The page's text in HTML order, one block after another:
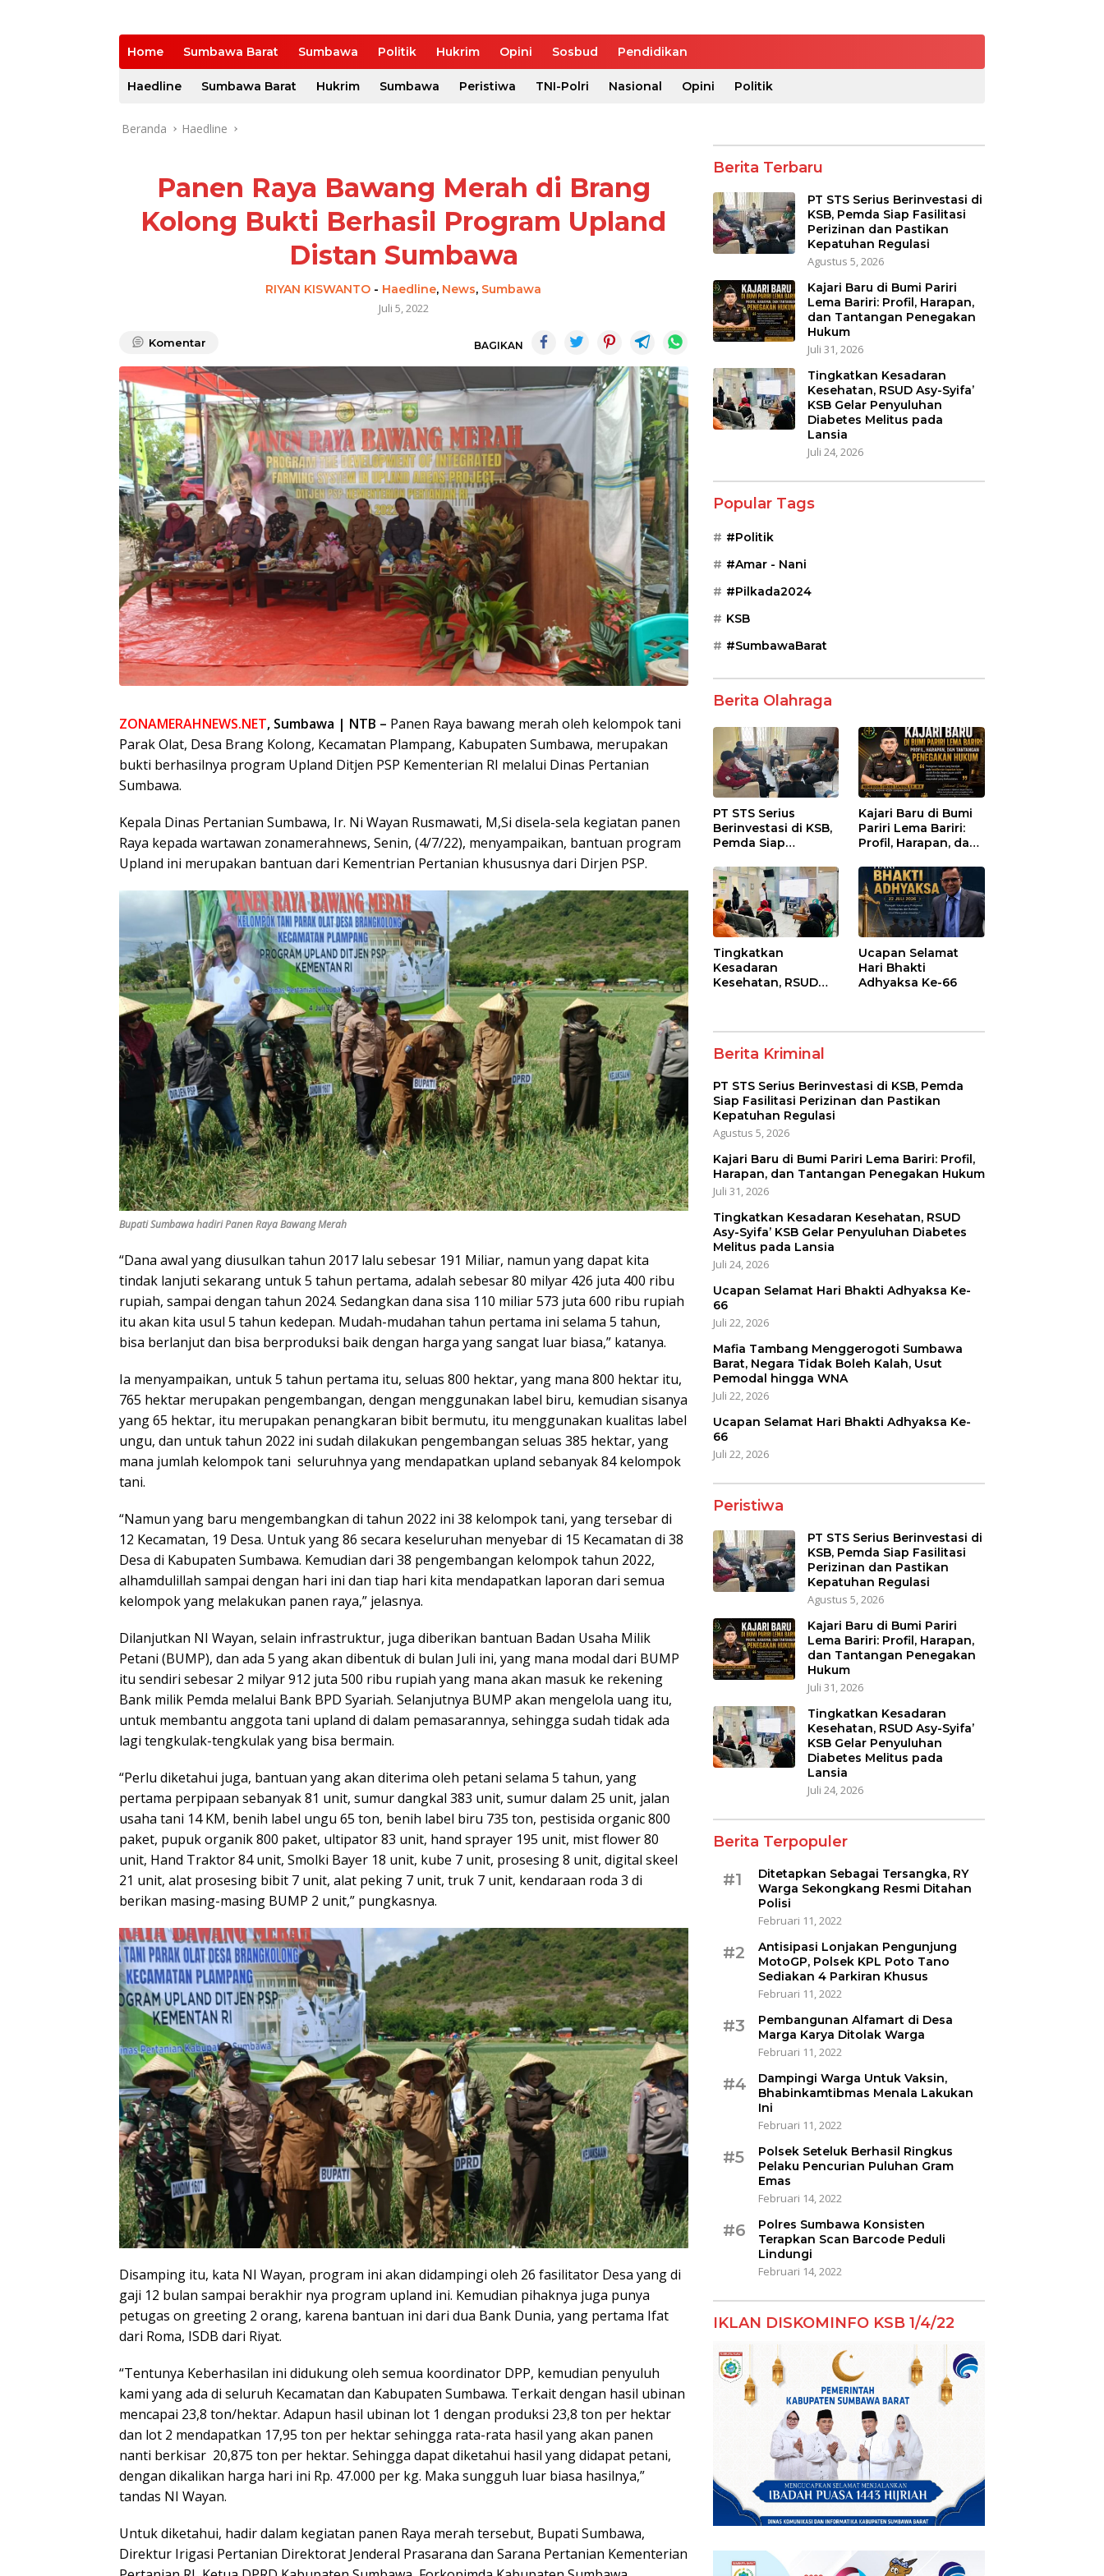
Home Sumbawa Barat Sumbawa Politik Hukrim Opini Sosbud Pendidikan
Haedline Sumbawa Barat Hukrim Sumbawa Peristiwa TNI-Polri Nasional Opini Politik
Beranda Haedline
Panen Raya Bawang Merah di Brang
Kolong Bukti Berhasil Program Upland
Distan Sumbawa
RIYAN KISWANTO - Haedline, News, Sumbawa
Juli 5, 2022
Komentar BAGIKAN
ZONAMERAHNEWS.NET, Sumbawa | NTB – Panen Raya bawang merah oleh kelompok tani
Parak Olat, Desa Brang Kolong, Kecamatan Plampang, Kabupaten Sumbawa, merupakan
bukti berhasilnya program Upland Ditjen PSP Kementerian RI melalui Dinas Pertanian
Sumbawa.
Kepala Dinas Pertanian Sumbawa, Ir. Ni Wayan Rusmawati, M,Si disela-sela kegiatan panen
Raya kepada wartawan zonamerahnews, Senin, (4/7/22), menyampaikan, bantuan program
Upland ini merupakan bantuan dari Kementrian Pertanian khususnya dari Dirjen PSP.
Bupati Sumbawa hadiri Panen Raya Bawang Merah
“Dana awal yang diusulkan tahun 2017 lalu sebesar 191 Miliar, namun yang dapat kita
tindak lanjuti sekarang untuk 5 tahun pertama, adalah sebesar 80 milyar 426 juta 400 ribu
rupiah, sampai dengan tahun 2024. Sedangkan dana sisa 110 miliar 573 juta 600 ribu rupiah
itu akan kita usul 5 tahun kedepan. Mudah-mudahan tahun pertama ini selama 5 tahun,
bisa berlanjut dan bisa berproduksi baik dengan harga yang sangat luar biasa,” katanya.
Ia menyampaikan, untuk 5 tahun pertama itu, seluas 800 hektar, yang mana 800 hektar itu,
765 hektar merupakan pengembangan, dengan menggunakan label biru, kemudian sisanya
yang 65 hektar, itu merupakan penangkaran bibit bermutu, itu menggunakan kualitas label
ungu, dan untuk tahun 2022 ini sudah dilakukan pengembangan seluas 385 hektar, yang
mana jumlah kelompok tani seluruhnya yang mendapatkan upland sebanyak 84 kelompok
tani.
“Namun yang baru mengembangkan di tahun 2022 ini 38 kelompok tani, yang tersebar di
12 Kecamatan, 19 Desa. Untuk yang 86 secara keseluruhan menyebar di 15 Kecamatan di 38
Desa di Kabupaten Sumbawa. Kemudian dari 38 pengembangan kelompok tahun 2022,
alhamdulillah sampai dengan hari ini dan tiap hari kita mendapatkan laporan dari semua
kelompok yang melakukan panen raya,” jelasnya.
Dilanjutkan NI Wayan, selain infrastruktur, juga diberikan bantuan Badan Usaha Milik
Petani (BUMP), dan ada 5 yang akan dibentuk di bulan Juli ini, yang mana modal dari BUMP
itu sendiri sebesar 2 milyar 912 juta 500 ribu rupiah yang mana akan masuk ke rekening
Bank milik Pemda melalui Bank BPD Syariah. Selanjutnya BUMP akan mengelola uang itu,
untuk membantu anggota tani upland di dalam pemasarannya, sehingga sudah tidak ada
lagi tengkulak-tengkulak yang bisa bermain.
“Perlu diketahui juga, bantuan yang akan diterima oleh petani selama 5 tahun, yang
pertama perpipaan sebanyak 81 unit, sumur dangkal 383 unit, sumur dalam 25 unit, jalan
usaha tani 14 KM, benih label ungu 65 ton, benih label biru 735 ton, pestisida organic 800
paket, pupuk organik 800 paket, ultipator 83 unit, hand sprayer 195 unit, mist flower 80
unit, Hand Traktor 84 unit, Smolki Bayer 18 unit, kube 7 unit, prosesing 8 unit, digital skeel
21 unit, alat prosesing bibit 7 unit, alat peking 7 unit, truk 7 unit, kendaraan roda 3 di
berikan masing-masing BUMP 2 unit,” pungkasnya.
Disamping itu, kata NI Wayan, program ini akan didampingi oleh 26 fasilitator Desa yang di
gaji 12 bulan sampai berakhir nya program upland ini. Kemudian pihaknya juga punya
petugas on greeting 2 orang, karena bantuan ini dari dua Bank Dunia, yang pertama Ifat
dari Roma, ISDB dari Riyat.
“Tentunya Keberhasilan ini didukung oleh semua koordinator DPP, kemudian penyuluh
kami yang ada di seluruh Kecamatan dan Kabupaten Sumbawa. Terkait dengan hasil ubinan
mencapai 23,8 ton/hektar. Adapun hasil ubinan lot 1 dengan produksi 23,8 ton per hektar
dan lot 2 mendapatkan 17,95 ton per hektar sehingga rata-rata hasil yang akan panen
nanti berkisar 20,875 ton per hektar. Sehingga dapat diketahui hasil yang didapat petani,
dengan dikalikan harga hari ini Rp. 47.000 per kg. Maka sungguh luar biasa hasilnya,”
tandas NI Wayan.
Untuk diketahui, hadir dalam kegiatan panen Raya merah tersebut, Bupati Sumbawa,
Direktur Irigasi Pertanian Direktorat Jenderal Prasarana dan Sarana Pertanian Kementerian
Berita Terbaru
PT STS Serius Berinvestasi di
KSB, Pemda Siap Fasilitasi
Perizinan dan Pastikan
Kepatuhan Regulasi
Agustus 5, 2026
Kajari Baru di Bumi Pariri
Lema Bariri: Profil, Harapan,
dan Tantangan Penegakan
Hukum
Juli 31, 2026
Tingkatkan Kesadaran
Kesehatan, RSUD Asy-Syifa’
KSB Gelar Penyuluhan
Diabetes Melitus pada
Lansia
Juli 24, 2026
Popular Tags
#Politik
#Amar - Nani
#Pilkada2024
KSB
#SumbawaBarat
Berita Olahraga
PT STS Serius
Berinvestasi di KSB,
Pemda Siap
dan Pastikan
Kepatuhan Regulasi
Kajari Baru di Bumi
Pariri Lema Bariri:
Profil, Harapan, dan
Penegakan Hukum
Tingkatkan
Kesadaran
Kesehatan, RSUD
Ucapan Selamat
Hari Bhakti
Adhyaksa Ke-66
Berita Kriminal
PT STS Serius Berinvestasi di KSB, Pemda
Siap Fasilitasi Perizinan dan Pastikan
Kepatuhan Regulasi
Agustus 5, 2026
Kajari Baru di Bumi Pariri Lema Bariri: Profil,
Harapan, dan Tantangan Penegakan Hukum
Juli 31, 2026
Tingkatkan Kesadaran Kesehatan, RSUD
Asy-Syifa’ KSB Gelar Penyuluhan Diabetes
Melitus pada Lansia
Juli 24, 2026
Ucapan Selamat Hari Bhakti Adhyaksa Ke-
66
Juli 22, 2026
Mafia Tambang Menggerogoti Sumbawa
Barat, Negara Tidak Boleh Kalah, Usut
Pemodal hingga WNA
Juli 22, 2026
Ucapan Selamat Hari Bhakti Adhyaksa Ke-
66
Juli 22, 2026
Peristiwa
PT STS Serius Berinvestasi di
KSB, Pemda Siap Fasilitasi
Perizinan dan Pastikan
Kepatuhan Regulasi
Agustus 5, 2026
Kajari Baru di Bumi Pariri
Lema Bariri: Profil, Harapan,
dan Tantangan Penegakan
Hukum
Juli 31, 2026
Tingkatkan Kesadaran
Kesehatan, RSUD Asy-Syifa’
KSB Gelar Penyuluhan
Diabetes Melitus pada
Lansia
Juli 24, 2026
Berita Terpopuler
#1
Ditetapkan Sebagai Tersangka, RY
Warga Sekongkang Resmi Ditahan
Polisi
Februari 11, 2022
#2
Antisipasi Lonjakan Pengunjung
MotoGP, Polsek KPL Poto Tano
Sediakan 4 Parkiran Khusus
Februari 11, 2022
#3
Pembangunan Alfamart di Desa
Marga Karya Ditolak Warga
Februari 11, 2022
#4
Dampingi Warga Untuk Vaksin,
Bhabinkamtibmas Menala Lakukan
Ini
Februari 11, 2022
#5
Polsek Seteluk Berhasil Ringkus
Pelaku Pencurian Puluhan Gram
Emas
Februari 14, 2022
#6
Polres Sumbawa Konsisten
Terapkan Scan Barcode Peduli
Lindungi
Februari 14, 2022
IKLAN DISKOMINFO KSB 1/4/22